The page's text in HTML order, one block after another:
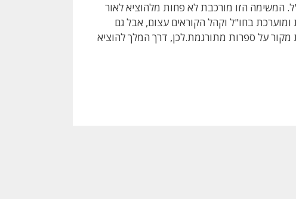
המשימה הזו מורכבת לא פחות מלהוציא לאור
בחו"ל וקהל הקוראים עצום, אבל גם
מקור על ספרות מתורגמת.לכן, דרך המלך להוציא